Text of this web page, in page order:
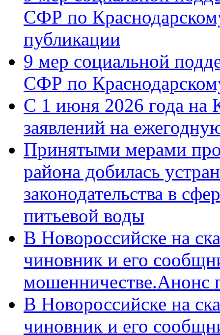
СФР по
публикации
9 мер социальной
СФР по
С 1 июня 2026 года на
заявлений на
Принятыми мерами
района добилась
законодательства в
питьевой воды
В Новороссийске на
чиновник и его
мошенничестве.Анонс
В Новороссийске на
чиновник и его